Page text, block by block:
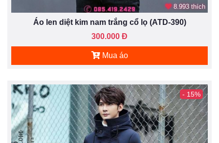
8.993 thích
Áo len diệt kim nam trắng cổ lọ (ATD-390)
300.000 Đ
Mua áo
- 15%